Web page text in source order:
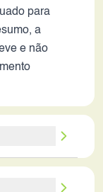
para
a
e não